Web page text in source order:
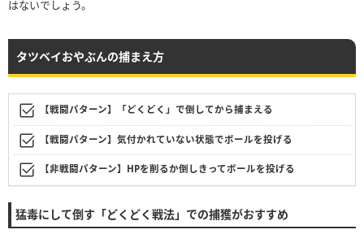
はないでしょう。
タツベイおやぶんの捕まえ方
【戦闘パターン】「どくどく」で倒してから捕まえる
【戦闘パターン】気付かれていない状態でボールを投げる
【非戦闘パターン】HPを削るか倒しきってボールを投げる
猛毒にして倒す「どくどく戦法」での捕獲がおすすめ